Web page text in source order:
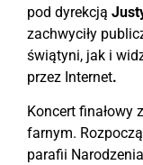
pod dyrekcją
zachwyciły
świątyni, jak i
przez Internet.
Koncert finałowy
farnym.
parafii